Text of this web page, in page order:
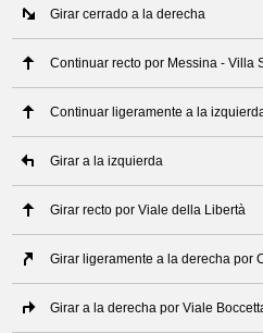
Girar cerrado a la derecha
Continuar recto por Messina - Villa
Continuar ligeramente a la
Girar a la izquierda
Girar recto por Viale della Libertà
Girar ligeramente a la derecha por
Girar a la derecha por Viale